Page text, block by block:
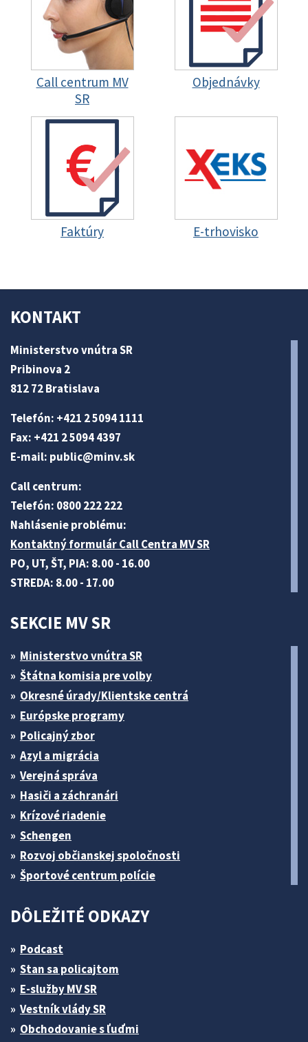
Call centrum MV
SR
Objednávky
Faktúry E-trhovisko
KONTAKT
Ministerstvo vnútra SR
Pribinova 2
812 72 Bratislava
Telefón: +421 2 5094 1111
Fax: +421 2 5094 4397
E-mail: public@minv.sk
Call centrum:
Telefón: 0800 222 222
Nahlásenie problému:
Kontaktný formulár Call Centra MV SR
PO, UT, ŠT, PIA: 8.00 - 16.00
STREDA: 8.00 - 17.00
SEKCIE MV SR
Ministerstvo vnútra SR
Štátna komisia pre volby
Okresné úrady/Klientske centrá
Európske programy
Policajný zbor
Azyl a migrácia
Verejná správa
Hasiči a záchranári
Krízové riadenie
Schengen
Rozvoj občianskej spoločnosti
Športové centrum polície
DÔLEŽITÉ ODKAZY
Podcast
Stan sa policajtom
E-služby MV SR
Vestník vlády SR
Obchodovanie s ľuďmi